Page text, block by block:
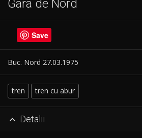
Gara de Nord
Save
Buc. Nord 27.03.1975
tren tren cu abur
 Detalii